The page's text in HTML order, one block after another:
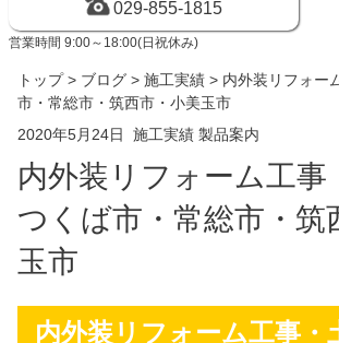
029-855-1815
営業時間 9:00～18:00(日祝休み)
トップ> ブログ > 施工実績 > 内外装リフォー
市・常総市・筑西市・小美玉市
2020年5月24日 施工実績 製品案内
内外装リフォーム工事
つくば市・常総市・筑
玉市
内外装リフォーム工事・